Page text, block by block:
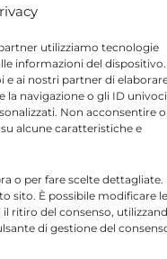
utilizziamo tecnologie
informazioni del
e ai nostri partner di
navigazione o gli ID univoci
Non acconsentire o
alcune caratteristiche e
o per fare scelte dettagliate.
sito. È possibile modificare le
ritiro del consenso,
di gestione del
ritiene
utilizzando
degli
un mondo
ordine e
di